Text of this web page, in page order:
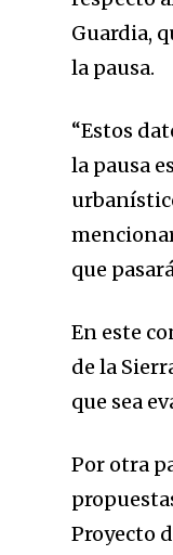
Guardia,
la pausa.
“Estos
la pausa
que
En este
de la
que sea
Por otra
Proyecto